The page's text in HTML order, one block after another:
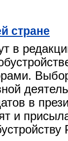
стране
в
в
и